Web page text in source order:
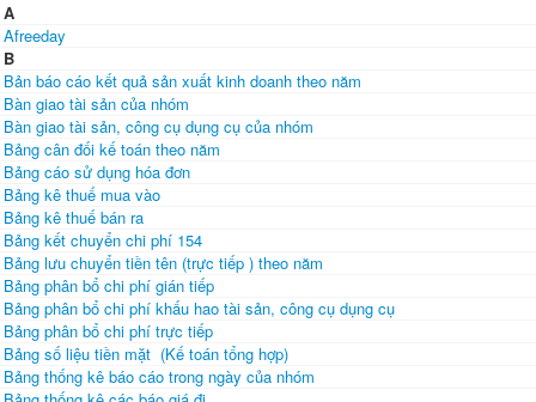
A
Afreeday
B
Bản báo cáo kết quả sản xuất kinh doanh theo năm
Bàn giao tài sản của nhóm
Bàn giao tài sản, công cụ dụng cụ của nhóm
Bảng cân đối kế toán theo năm
Bảng cáo sử dụng hóa đơn
Bảng kê thuế mua vào
Bảng kê thuế bán ra
Bảng kết chuyển chi phí 154
Bảng lưu chuyển tiền tên (trực tiếp ) theo năm
Bảng phân bổ chi phí gián tiếp
Bảng phân bổ chi phí khấu hao tài sản, công cụ dụng cụ
Bảng phân bổ chi phí trực tiếp
Bảng số liệu tiền mặt (Kế toán tổng hợp)
Bảng thống kê báo cáo trong ngày của nhóm